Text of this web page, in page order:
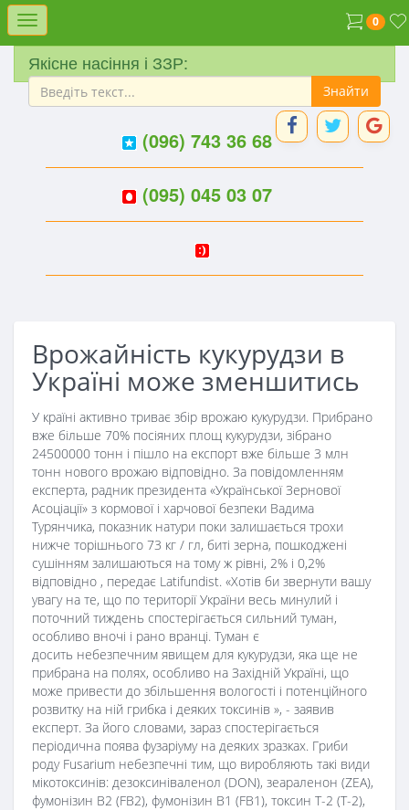
Меню 0
Якісне насіння і ЗЗР:
(096) 743 36 68
(095) 045 03 07
Врожайність кукурудзи в
Україні може зменшитись
У країні активно триває збір врожаю кукурудзи. Прибрано
вже більше 70% посіяних площ кукурудзи, зібрано
24500000 тонн і пішло на експорт вже більше 3 млн
тонн нового врожаю відповідно. За повідомленням
експерта, радник президента «Української Зернової
Асоціації» з кормової і харчової безпеки Вадима
Турянчика, показник натури поки залишається трохи
нижче торішнього 73 кг / гл, биті зерна, пошкоджені
сушінням залишаються на тому ж рівні, 2% і 0,2%
відповідно , передає Latifundist. «Хотів би звернути вашу
увагу на те, що по території України весь минулий і
поточний тиждень спостерігається сильний туман,
особливо вночі і рано вранці. Туман є
досить небезпечним явищем для кукурудзи, яка ще не
прибрана на полях, особливо на Західній Україні, що
може привести до збільшення вологості і потенційного
розвитку на ній грибка і деяких токсинів », - заявив
експерт. За його словами, зараз спостерігається
періодична поява фузаріуму на деяких зразках. Гриби
роду Fusarium небезпечні тим, що виробляють такі види
мікотоксинів: дезоксиніваленол (DON), зеараленон (ZEA),
фумонізин B2 (FB2), фумонізин B1 (FB1), токсин T-2 (T-2),